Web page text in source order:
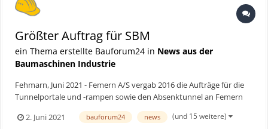
Größter Auftrag für SBM
ein Thema erstellte Bauforum24 in News aus der
Baumaschinen Industrie
Fehmarn, Juni 2021 - Femern A/S vergab 2016 die Aufträge für die
Tunnelportale und -rampen sowie den Absenktunnel an Femern
Link Contractors (FLC), einem Joint Venture aus internationalen
Bauunternehmen, die über die entsprechende Erfahrung mit
2. Juni 2021 bauforum24 news (und 15 weitere)